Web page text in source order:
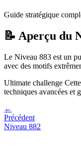
Guide stratégique
📝 Aperçu du
Le Niveau 883 est un
avec des motifs
Ultimate challenge
techniques avancées et
←
Précédent
Niveau 882